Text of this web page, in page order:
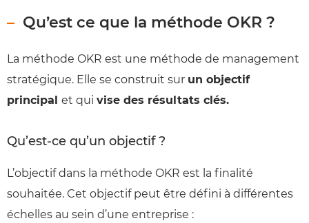
Qu’est ce que la méthode OKR ?
La méthode OKR est une méthode de management
stratégique. Elle se construit sur un objectif
principal et qui vise des résultats clés.
Qu’est-ce qu’un objectif ?
L’objectif dans la méthode OKR est la finalité
souhaitée. Cet objectif peut être défini à différentes
échelles au sein d’une entreprise :